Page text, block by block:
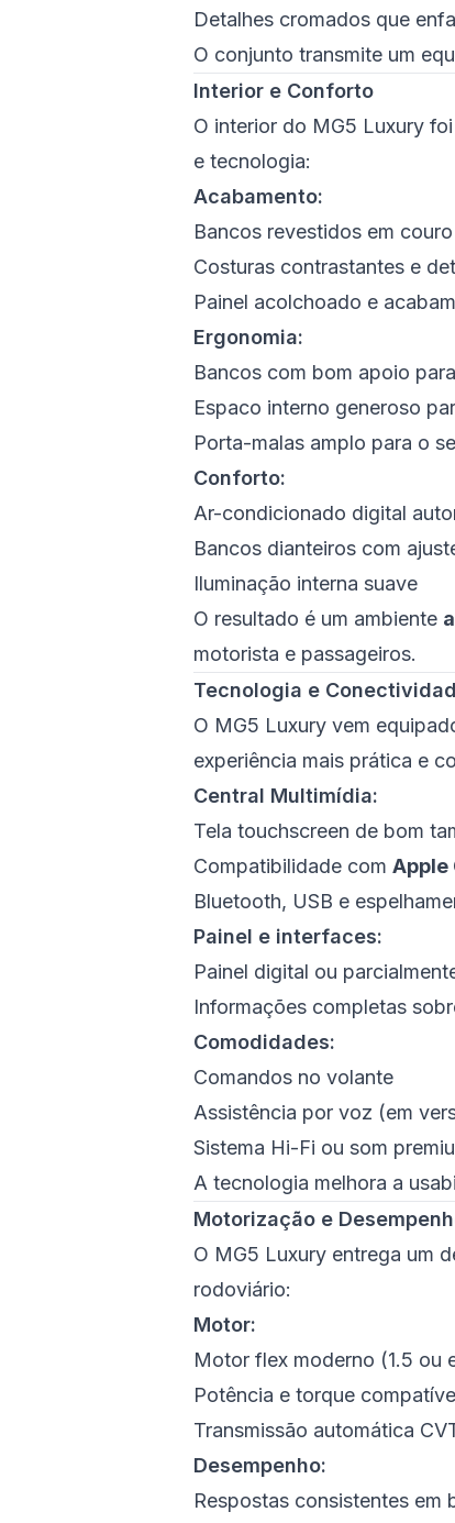
Detalhes cromados que
O conjunto transmite um
Interior e Conforto
O interior do MG5 Luxury
e tecnologia:
Acabamento:
Bancos revestidos em
Costuras contrastantes e
Painel acolchoado e
Ergonomia:
Bancos com bom apoio
Espaco interno generoso
Porta-malas amplo para o
Conforto:
Ar-condicionado digital
Bancos dianteiros com
Iluminação interna suave
O resultado é um ambiente
motorista e passageiros.
Tecnologia e
O MG5 Luxury vem
experiência mais prática e
Central Multimídia:
Tela touchscreen de bom
Compatibilidade com Apple
Bluetooth, USB e
Painel e interfaces:
Painel digital ou
Informações completas
Comodidades:
Comandos no volante
Assistência por voz (em
Sistema Hi-Fi ou som
A tecnologia melhora a
Motorização e
O MG5 Luxury entrega um
rodoviário:
Motor:
Motor flex moderno (1.5 ou
Potência e torque
Transmissão automática
Desempenho:
Respostas consistentes em